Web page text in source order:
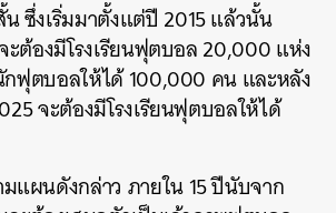
ซึ่งเริ่มมาตั้งแต่ปี 2015 แล้วนั้น
ะต้องมีโรงเรียนฟุตบอล 20,000 แห่ง
ฟุตบอลให้ได้ 100,000 คน และหลัง
จะต้องมีโรงเรียนฟุตบอลให้ได้
แผนดังกล่าว ภายใน 15 ปีนับจาก